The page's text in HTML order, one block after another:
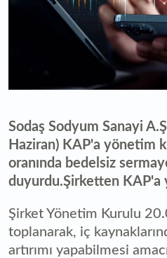
Sodaş Sodyum Sanayi
Haziran) KAP'a yönetim
oranında bedelsiz
duyurdu.Şirketten KAP'a
Şirket Yönetim Kurulu
toplanarak, iç
artırımı yapabilmesi